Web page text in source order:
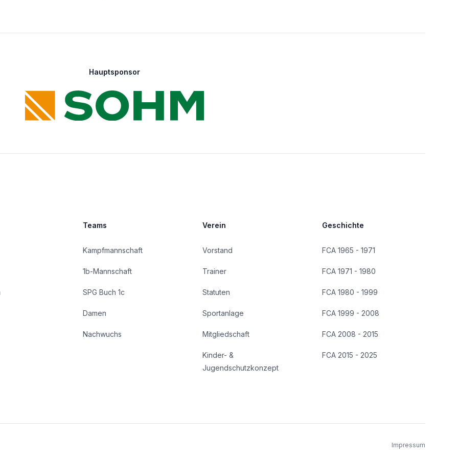
Hauptsponsor
Teams
Kampfmannschaft
1b-Mannschaft
SPG Buch 1c
Damen
Nachwuchs
Verein
Vorstand
Trainer
Statuten
Sportanlage
Mitgliedschaft
Kinder- &
Jugendschutzkonzept
Geschichte
FCA 1965 - 1971
FCA 1971 - 1980
FCA 1980 - 1999
FCA 1999 - 2008
FCA 2008 - 2015
FCA 2015 - 2025
Impressum